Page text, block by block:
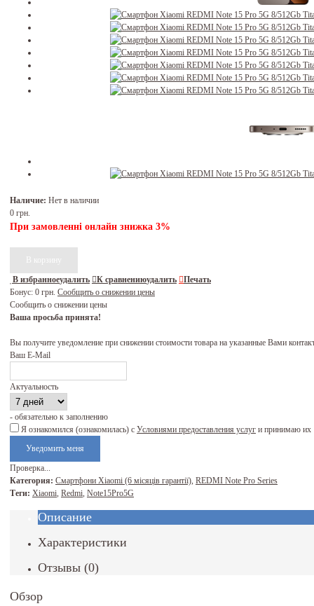
Наличие: Нет в наличии
0 грн.
При замовленні онлайн знижка 3%
В избранноеудалить К сравнениюудалить
Печать
Бонус: 0 грн. Сообщить о снижении цены
Сообщить о снижении цены
Ваша просьба принята!
Вы получите уведомление при снижении стоимости товара на указанные Вами
Ваш E-Mail
Актуальность
- обязательно к заполнению
Я ознакомился (ознакомилась) с Условиями предоставления услуг и принимаю их
Проверка...
Категория: Смартфони Xiaomi (6 місяців гарантії), REDMI Note Pro Series
Теги: Xiaomi, Redmi, Note15Pro5G
Описание
Характеристики
Отзывы (0)
Обзор